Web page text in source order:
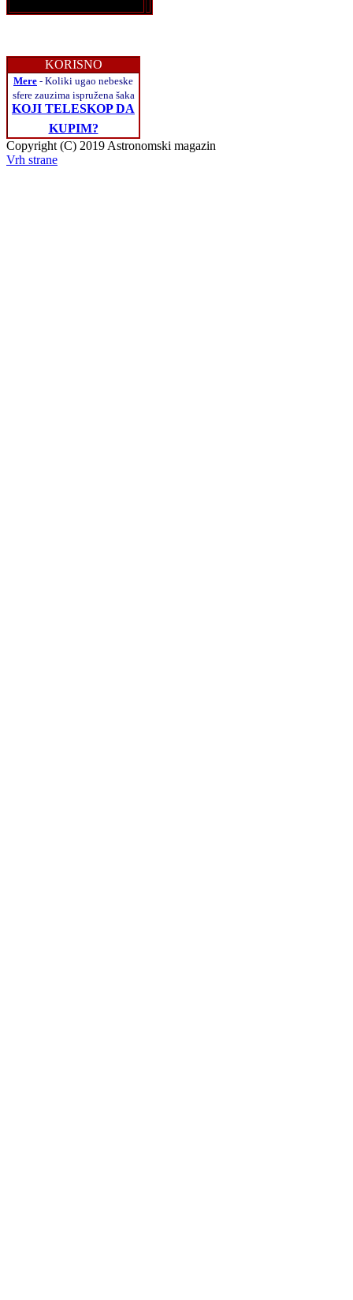
KORISNO
Mere - Koliki ugao nebeske
sfere zauzima ispružena šaka
KOJI TELESKOP DA
KUPIM?
Copyright (C) 2019 Astronomski magazin
Vrh strane